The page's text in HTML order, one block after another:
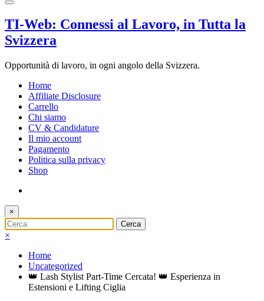
TI-Web: Connessi al Lavoro, in Tutta la
Svizzera
Opportunità di lavoro, in ogni angolo della Svizzera.
Home
Affiliate Disclosure
Carrello
Chi siamo
CV & Candidature
Il mio account
Pagamento
Politica sulla privacy
Shop
×
×
Home
Uncategorized
👑 Lash Stylist Part-Time Cercata! 👑 Esperienza in
Estensioni e Lifting Ciglia